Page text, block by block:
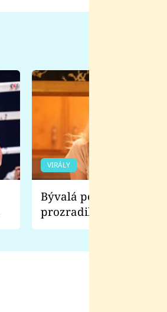
VIRÁLY
Bývalá pornoherečka
prozradila, co ji
natáčení Euforie.